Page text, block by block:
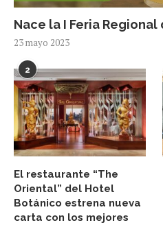
Nace la I Feria
23 mayo 2023
2
El restaurante “The
Oriental” del Hotel
Botánico estrena nueva
carta con los mejores